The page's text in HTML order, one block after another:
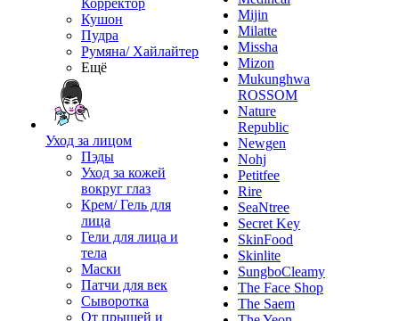
Корректор
Кушон
Пудра
Румяна/ Хайлайтер
Ещё
Уход за лицом
Пэды
Уход за кожей
вокруг глаз
Крем/ Гель для
лица
Гели для лица и
тела
Маски
Патчи для век
Сыворотка
От прыщей и
Mijin
Milatte
Missha
Mizon
Mukunghwa
ROSSOM
Nature
Republic
Newgen
Nohj
Petitfee
Rire
SeaNtree
Secret Key
SkinFood
Skinlite
SungboCleamy
The Face Shop
The Saem